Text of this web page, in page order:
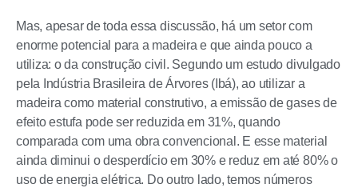
Mas, apesar de toda essa discussão, há um setor com
enorme potencial para a madeira e que ainda pouco a
utiliza: o da construção civil. Segundo um estudo divulgado
pela Indústria Brasileira de Árvores (Ibá), ao utilizar a
madeira como material construtivo, a emissão de gases de
efeito estufa pode ser reduzida em 31%, quando
comparada com uma obra convencional. E esse material
ainda diminui o desperdício em 30% e reduz em até 80% o
uso de energia elétrica. Do outro lado, temos números